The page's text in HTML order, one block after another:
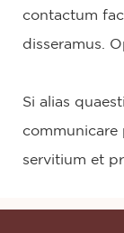
contactum
disseramus.
Si alias
communicare
servitium et